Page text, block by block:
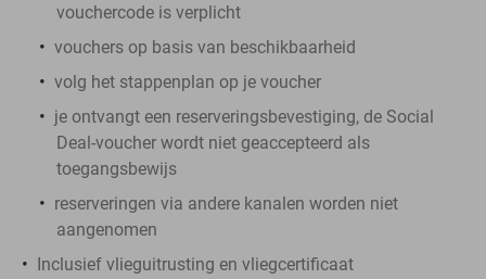
vouchercode is verplicht
vouchers op basis van beschikbaarheid
volg het stappenplan op je voucher
je ontvangt een reserveringsbevestiging, de Social
Deal-voucher wordt niet geaccepteerd als
toegangsbewijs
reserveringen via andere kanalen worden niet
aangenomen
Inclusief vlieguitrusting en vliegcertificaat